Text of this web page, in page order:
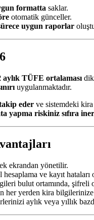
formatta saklar.
otomatik günceller.
uygun raporlar
aylık TÜFE ortalaması
uygulanmaktadır.
eder ve sistemdeki
yapma riskiniz sıfıra iner
ekrandan yönetilir.
hesaplama ve kayıt hataları
bulut ortamında, şifreli
her yerden kira
aylık veya yıllık